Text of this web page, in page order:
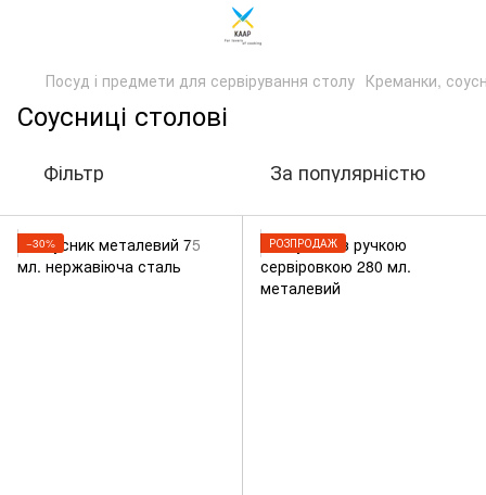
Посуд і предмети для сервірування столу Креманки,
Соусниці столові
Фільтр За популярністю
−30% РОЗПРОДАЖ